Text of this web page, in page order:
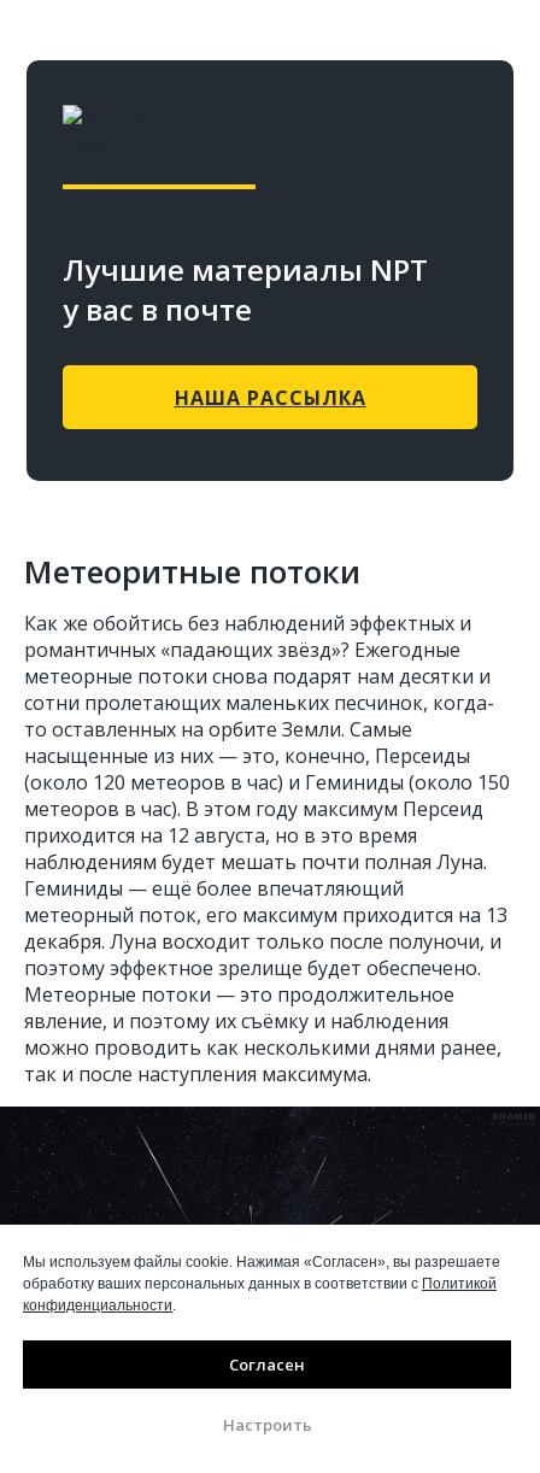
Лучшие материалы NPT
у вас в почте
НАША РАССЫЛКА
Метеоритные потоки
Как же обойтись без наблюдений эффектных и
романтичных «падающих звёзд»? Ежегодные
метеорные потоки снова подарят нам десятки и
сотни пролетающих маленьких песчинок, когда-
то оставленных на орбите Земли. Самые
насыщенные из них — это, конечно, Персеиды
(около 120 метеоров в час) и Геминиды (около 150
метеоров в час). В этом году максимум Персеид
приходится на 12 августа, но в это время
наблюдениям будет мешать почти полная Луна.
Геминиды — ещё более впечатляющий
метеорный поток, его максимум приходится на 13
декабря. Луна восходит только после полуночи, и
поэтому эффектное зрелище будет обеспечено.
Метеорные потоки — это продолжительное
явление, и поэтому их съёмку и наблюдения
можно проводить как несколькими днями ранее,
так и после наступления максимума.
Мы используем файлы cookie. Нажимая «Согласен», вы разрешаете
обработку ваших персональных данных в соответствии с Политикой
конфиденциальности.
Согласен
Настроить